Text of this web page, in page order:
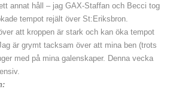
annat håll – jag GAX-Staffan och Becci tog
tempot rejält över St:Eriksbron.
att kroppen är stark och kan öka tempot
är grymt tacksam över att mina ben (trots
med på mina galenskaper. Denna vecka